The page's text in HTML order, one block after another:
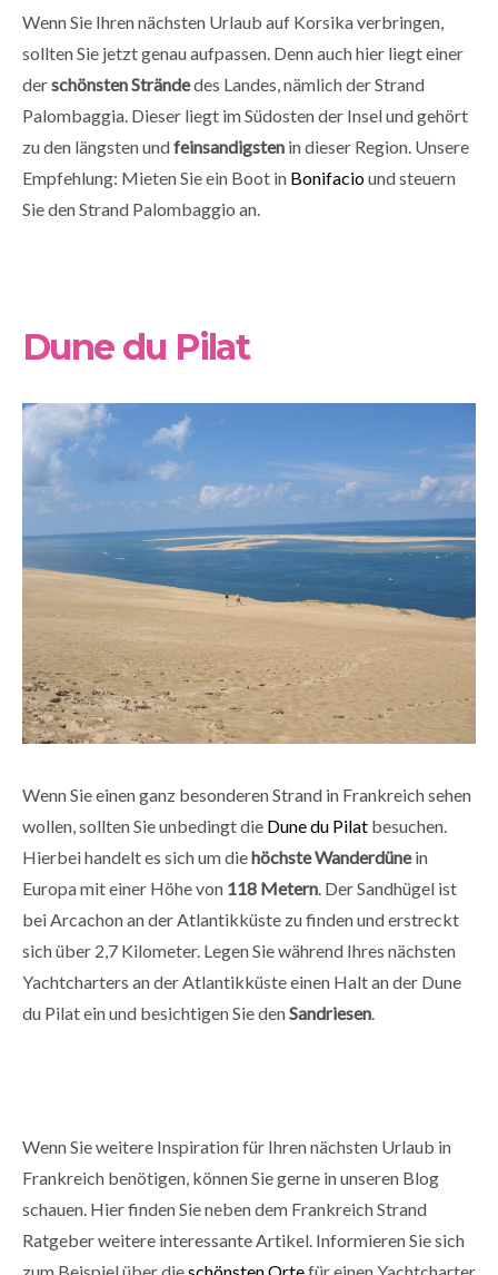
Wenn Sie Ihren nächsten Urlaub auf Korsika verbringen,
sollten Sie jetzt genau aufpassen. Denn auch hier liegt einer
derschönsten Strändedes Landes, nämlich der Strand
Palombaggia. Dieser liegt im Südosten der Insel und gehört
zu den längsten undfeinsandigsten in dieser Region. Unsere
Empfehlung: Mieten Sie ein Boot in Bonifaciound steuern
Sie den Strand Palombaggio an.
Dune du Pilat
Wenn Sie einen ganz besonderen Strand in Frankreich sehen
wollen, sollten Sie unbedingt die Dune du Pilat besuchen.
Hierbei handelt es sich um diehöchste Wanderdünein
Europa mit einer Höhe von 118 Metern. Der Sandhügel ist
bei Arcachon an der Atlantikküste zu finden und erstreckt
sich über 2,7 Kilometer. Legen Sie während Ihres nächsten
Yachtcharters an der Atlantikküste einen Halt an der Dune
du Pilat ein und besichtigen Sie denSandriesen.
Wenn Sie weitere Inspiration für Ihren nächsten Urlaub in
Frankreich benötigen, können Sie gerne in unseren Blog
schauen. Hier finden Sie neben dem Frankreich Strand
Ratgeber weitere interessante Artikel. Informieren Sie sich